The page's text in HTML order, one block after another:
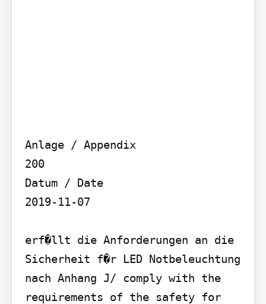
Anlage / Appendix
200
Datum / Date
2019-11-07
erf�llt die Anforderungen an die
Sicherheit f�r LED Notbeleuchtung
nach Anhang J/ comply with the
requirements of the safety for